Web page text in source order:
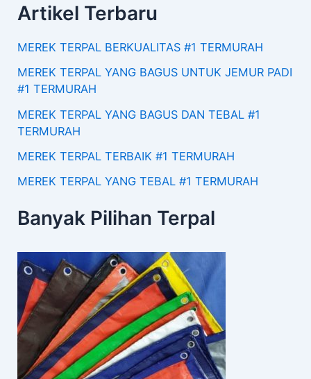
Artikel Terbaru
MEREK TERPAL BERKUALITAS #1 TERMURAH
MEREK TERPAL YANG BAGUS UNTUK JEMUR PADI
#1 TERMURAH
MEREK TERPAL YANG BAGUS DAN TEBAL #1
TERMURAH
MEREK TERPAL TERBAIK #1 TERMURAH
MEREK TERPAL YANG TEBAL #1 TERMURAH
Banyak Pilihan Terpal